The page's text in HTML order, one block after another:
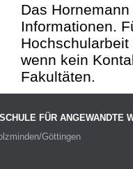
Das
Informationen.
wenn kein
Fakultäten.
FÜR ANGEWANDTE
Göttingen